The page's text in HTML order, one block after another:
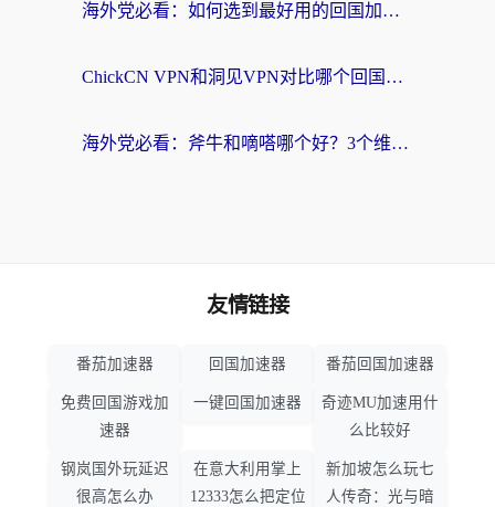
海外党必看：如何选到最好用的回国加速器？从节点到售后的全维度指南
ChickCN VPN和洞见VPN对比哪个回国效果更好？海外党亲测3款加速器+避坑指南
海外党必看：斧牛和嘀嗒哪个好？3个维度教你选对回国加速器
友情链接
番茄加速器 回国加速器 番茄回国加速器
免费回国游戏加
速器
一键回国加速器
奇迹MU加速用什
么比较好
钢岚国外玩延迟
很高怎么办
在意大利用掌上
12333怎么把定位
新加坡怎么玩七
人传奇：光与暗